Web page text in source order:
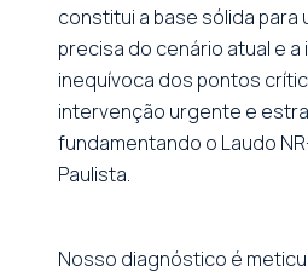
constitui a base sólida para
precisa do cenário atual e
inequívoca dos pontos
intervenção urgente e
fundamentando o Laudo
Paulista.
Nosso diagnóstico é